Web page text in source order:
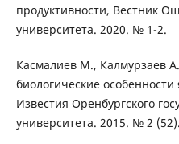
продуктивности, Вестник
университета. 2020. № 1-2.
Касмалиев М., Калмурзаев
биологические особенности
Известия Оренбургского
университета. 2015. № 2 (52).